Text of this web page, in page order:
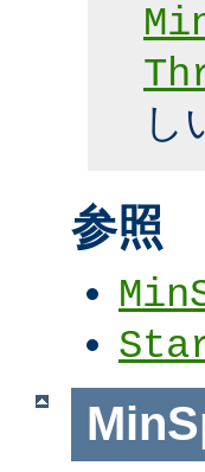
し
参照